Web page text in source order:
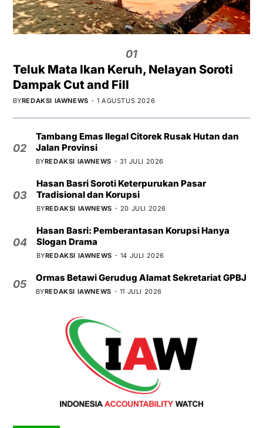
01
Teluk Mata Ikan Keruh, Nelayan Soroti
Dampak Cut and Fill
BYREDAKSI IAWNEWS 1 AGUSTUS 2026
02
Tambang Emas Ilegal Citorek Rusak Hutan dan
Jalan Provinsi
BYREDAKSI IAWNEWS 31 JULI 2026
03
Hasan Basri Soroti Keterpurukan Pasar
Tradisional dan Korupsi
BYREDAKSI IAWNEWS 20 JULI 2026
04
Hasan Basri: Pemberantasan Korupsi Hanya
Slogan Drama
BYREDAKSI IAWNEWS 14 JULI 2026
05
Ormas Betawi Gerudug Alamat Sekretariat GPBJ
BYREDAKSI IAWNEWS 11 JULI 2026